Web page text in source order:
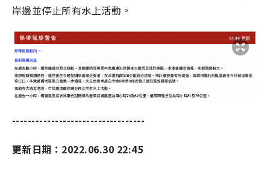
岸邊並停止所有水上活動。
----------------------------------
更新日期：2022.06.30 22:45